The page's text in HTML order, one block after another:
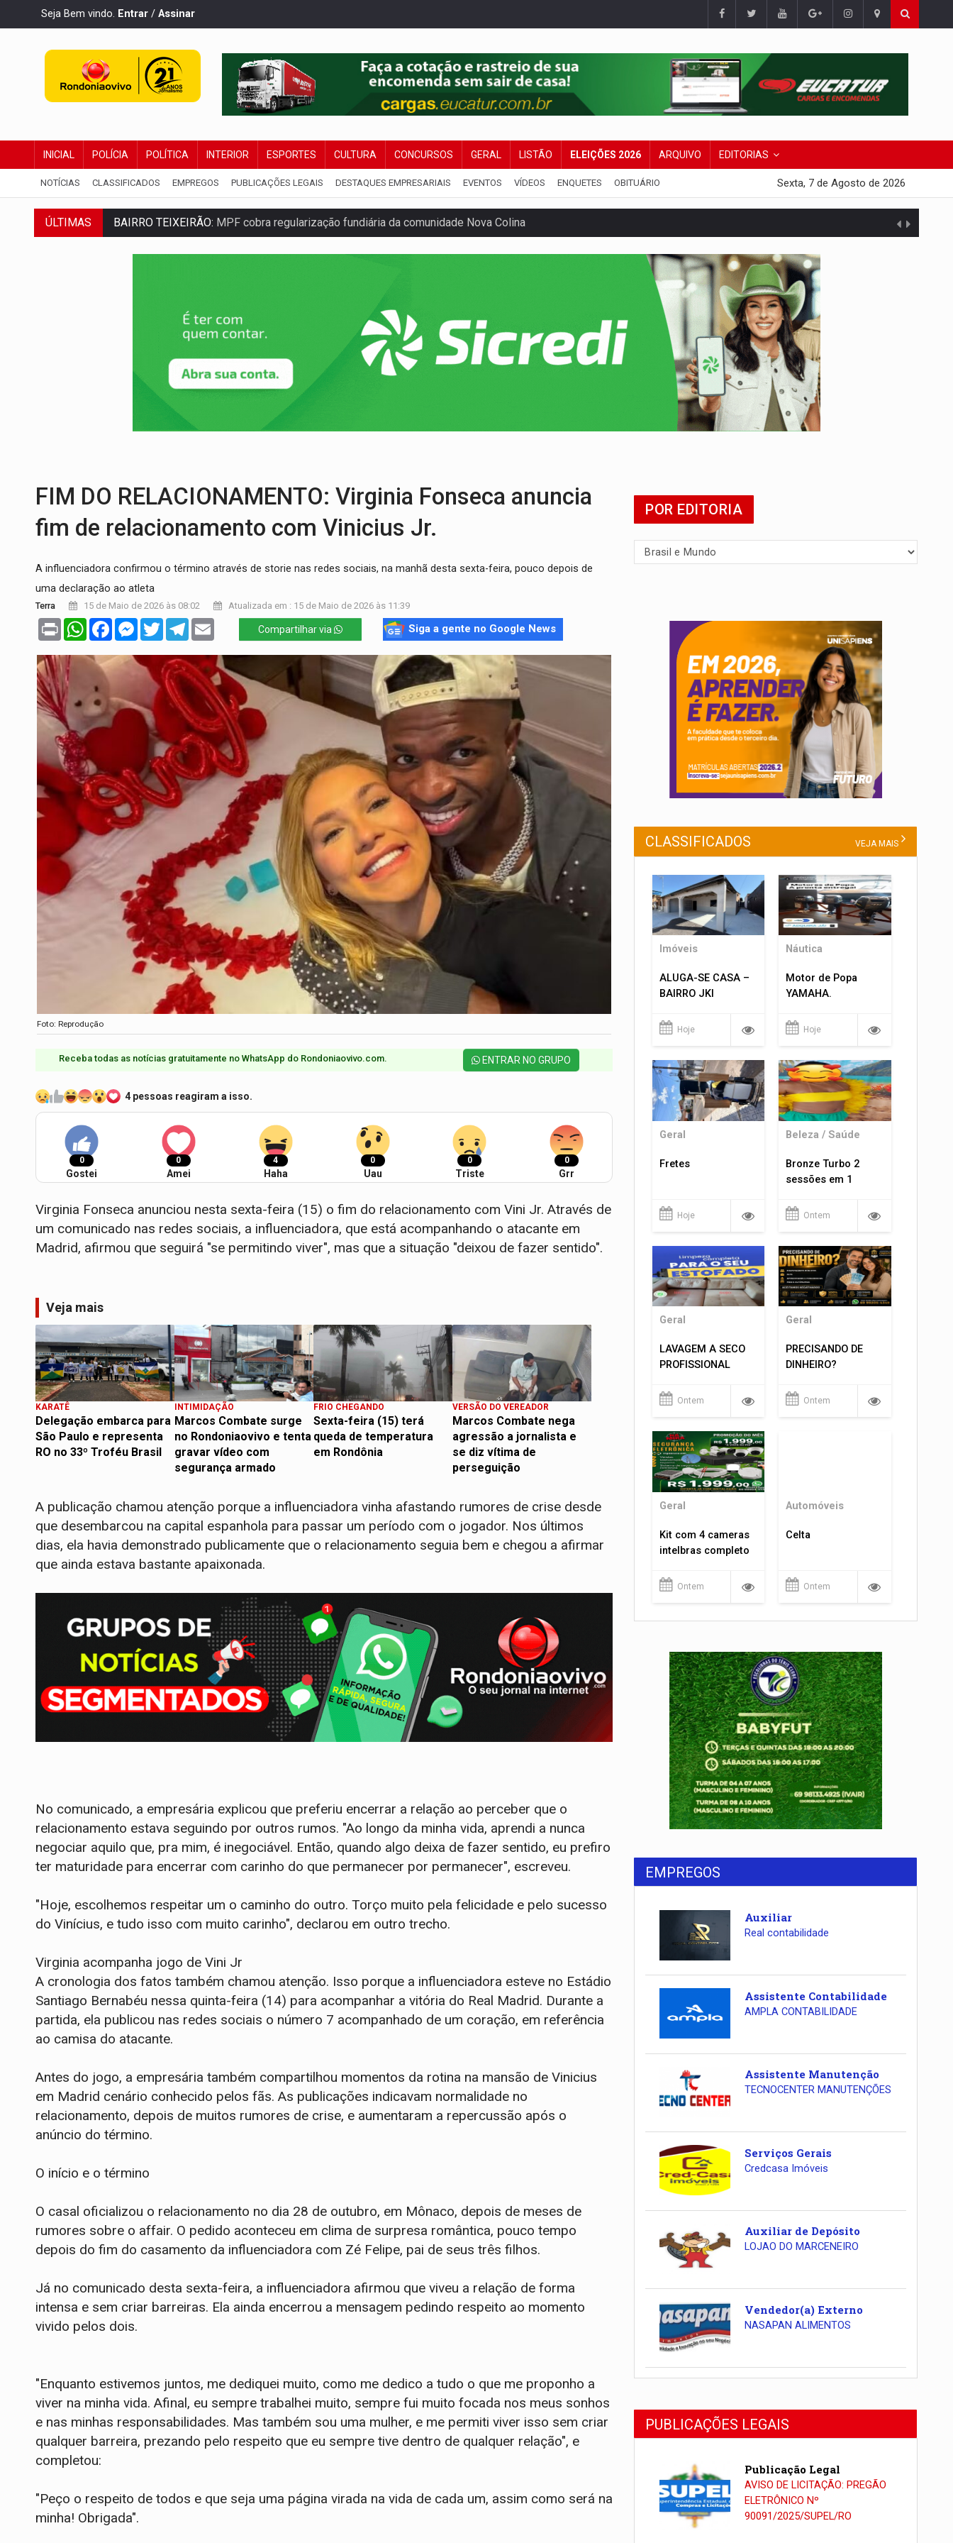
Seja Bem vindo. Entrar / Assinar
INICIAL POLÍCIA POLÍTICA INTERIOR ESPORTES CULTURA CONCURSOS GERAL LISTÃO ELEIÇÕES 2026 ARQUIVO EDITORIAS
NOTÍCIAS CLASSIFICADOS EMPREGOS PUBLICAÇÕES LEGAIS DESTAQUES EMPRESARIAIS EVENTOS VÍDEOS ENQUETES OBITUÁRIO Sexta, 7 de Agosto de 2026
ÚLTIMAS BAIRRO TEIXEIRÃO: MPF cobra regularização fundiária da comunidade Nova Colina
SUCESSO NA ABERTURA:2ª Feira Rondônia Empreendedora segue no Espaço Alternativo com entrada gratuita
SAÚDE INDÍGENA: Pirahã terão consultas e exames especializados durante expedição do SUS
Dia dos pais deve movimentar R$ 8,5 bilhões e RO projeta alta de 8,8%
DIA DOS PAIS: Bailarina da Praça organiza celebração gratuita neste domingo (9)
Perseguição a embarcação no rio Madeira termina com explosivos apreendidos
Prêmio acumula para R$ 165 milhões
FIM DO RELACIONAMENTO: Virginia Fonseca anuncia
fim de relacionamento com Vinicius Jr.
A influenciadora confirmou o término através de storie nas redes sociais, na manhã desta sexta-feira, pouco depois de
uma declaração ao atleta
Terra 15 de Maio de 2026 às 08:02 Atualizada em : 15 de Maio de 2026 às 11:39
Print WhatsAppFacebookMessenger
TwitterTelegram Compartilhar via Siga a gente no Google News
Foto: Reprodução
Receba todas as notícias gratuitamente no WhatsApp do Rondoniaovivo.com.​ ENTRAR NO GRUPO
4 pessoas reagiram a isso.
0
Gostei
0
Amei
4
Haha
0
Uau
0
Triste
0
Grr
Virginia Fonseca anunciou nesta sexta-feira (15) o fim do relacionamento com Vini Jr. Através de
um comunicado nas redes sociais, a influenciadora, que está acompanhando o atacante em
Madrid, afirmou que seguirá "se permitindo viver", mas que a situação "deixou de fazer sentido".
Veja mais
KARATÊ
Delegação embarca para
São Paulo e representa
RO no 33º Troféu Brasil
INTIMIDAÇÃO
Marcos Combate surge
no Rondoniaovivo e tenta
gravar vídeo com
segurança armado
FRIO CHEGANDO
Sexta-feira (15) terá
queda de temperatura
em Rondônia
VERSÃO DO VEREADOR
Marcos Combate nega
agressão a jornalista e
se diz vítima de
perseguição
A publicação chamou atenção porque a influenciadora vinha afastando rumores de crise desde
que desembarcou na capital espanhola para passar um período com o jogador. Nos últimos
dias, ela havia demonstrado publicamente que o relacionamento seguia bem e chegou a afirmar
que ainda estava bastante apaixonada.
No comunicado, a empresária explicou que preferiu encerrar a relação ao perceber que o
relacionamento estava seguindo por outros rumos. "Ao longo da minha vida, aprendi a nunca
negociar aquilo que, pra mim, é inegociável. Então, quando algo deixa de fazer sentido, eu prefiro
ter maturidade para encerrar com carinho do que permanecer por permanecer", escreveu.
"Hoje, escolhemos respeitar um o caminho do outro. Torço muito pela felicidade e pelo sucesso
do Vinícius, e tudo isso com muito carinho", declarou em outro trecho.
Virginia acompanha jogo de Vini Jr
A cronologia dos fatos também chamou atenção. Isso porque a influenciadora esteve no Estádio
Santiago Bernabéu nessa quinta-feira (14) para acompanhar a vitória do Real Madrid. Durante a
partida, ela publicou nas redes sociais o número 7 acompanhado de um coração, em referência
ao camisa do atacante.
Antes do jogo, a empresária também compartilhou momentos da rotina na mansão de Vinicius
em Madrid cenário conhecido pelos fãs. As publicações indicavam normalidade no
relacionamento, depois de muitos rumores de crise, e aumentaram a repercussão após o
anúncio do término.
O início e o término
O casal oficializou o relacionamento no dia 28 de outubro, em Mônaco, depois de meses de
rumores sobre o affair. O pedido aconteceu em clima de surpresa romântica, pouco tempo
depois do fim do casamento da influenciadora com Zé Felipe, pai de seus três filhos.
Já no comunicado desta sexta-feira, a influenciadora afirmou que viveu a relação de forma
intensa e sem criar barreiras. Ela ainda encerrou a mensagem pedindo respeito ao momento
vivido pelos dois.
"Enquanto estivemos juntos, me dediquei muito, como me dedico a tudo o que me proponho a
viver na minha vida. Afinal, eu sempre trabalhei muito, sempre fui muito focada nos meus sonhos
e nas minhas responsabilidades. Mas também sou uma mulher, e me permiti viver isso sem criar
qualquer barreira, prezando pelo respeito que eu sempre tive dentro de qualquer relação", e
completou:
"Peço o respeito de todos e que seja uma página virada na vida de cada um, assim como será na
minha! Obrigada".
POR EDITORIA
CLASSIFICADOS VEJA MAIS
Imóveis
ALUGA-SE CASA –
BAIRRO JKI
Hoje
Náutica
Motor de Popa
YAMAHA.
Hoje
Geral
Fretes
Hoje
Beleza / Saúde
Bronze Turbo 2
sessões em 1
Ontem
Geral
LAVAGEM A SECO
PROFISSIONAL
Ontem
Geral
PRECISANDO DE
DINHEIRO?
Ontem
Geral
Kit com 4 cameras
intelbras completo
Ontem
Automóveis
Celta
Ontem
EMPREGOS
Auxiliar
Real contabilidade
Assistente Contabilidade
AMPLA CONTABILIDADE
Assistente Manutenção
TECNOCENTER MANUTENÇÕES
Serviços Gerais
Credcasa Imóveis
Auxiliar de Depósito
LOJAO DO MARCENEIRO
Vendedor(a) Externo
NASAPAN ALIMENTOS
PUBLICAÇÕES LEGAIS
Publicação Legal
AVISO DE LICITAÇÃO: PREGÃO
ELETRÔNICO Nº
90091/2025/SUPEL/RO